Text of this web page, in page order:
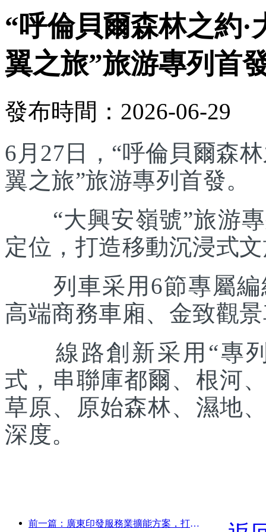
“呼倫貝爾森林之約·
翼之旅”旅游專列首
發布時間：2026-06-29
6月27日，“呼倫貝爾森
翼之旅”旅游專列首發。
“大興安嶺號”旅游專
定位，打造移動沉浸式
列車采用6節專屬編
高端商務車廂、金致觀
線路創新采用“專列
式，串聯庫都爾、根河
草原、原始森林、濕地
深度。
前一篇：廣東印發服務業擴能方案，打造大灣區世界級旅游目的地